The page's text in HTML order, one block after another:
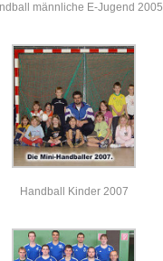
männliche E-Jugend 2005
Handball Kinder 2007